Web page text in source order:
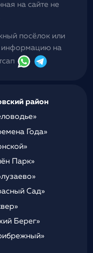
на сайте не
посёлок или
информацию на
район
Года»
Парк»
Сад»
Берег»